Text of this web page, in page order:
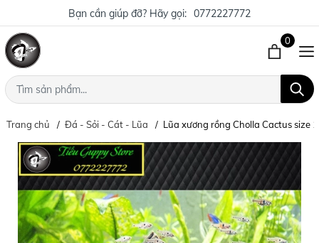
Bạn cần giúp đỡ? Hãy gọi: 0772227772
0
Trang chủ Đá - Sỏi - Cát - Lũa Lũa xương rồng Cholla Cactus size